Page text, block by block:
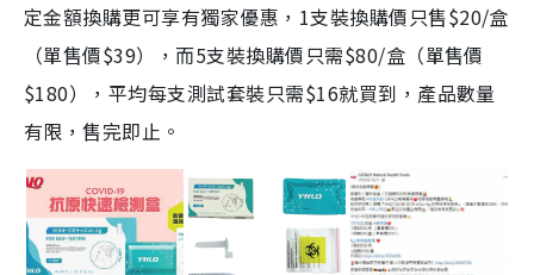
定金額換購更可享有獨家優惠，1支裝換購價只售$20/盒
（單售價$39），而5支裝換購價只需$80/盒（單售價
$180），平均每支測試套裝只需$16就買到，產品數量
有限，售完即止。